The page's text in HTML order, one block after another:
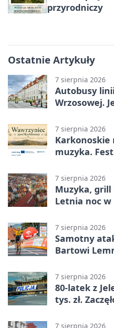
przyrodniczy
Ostatnie Artykuły
7 sierpnia 2026
Autobusy
Wrzosowej.
7 sierpnia 2026
Karkonoskie
muzyka.
7 sierpnia 2026
Muzyka, grill
Letnia noc w
7 sierpnia 2026
Samotny
Bartowi
7 sierpnia 2026
80-latek z
tys. zł.
7 sierpnia 2026